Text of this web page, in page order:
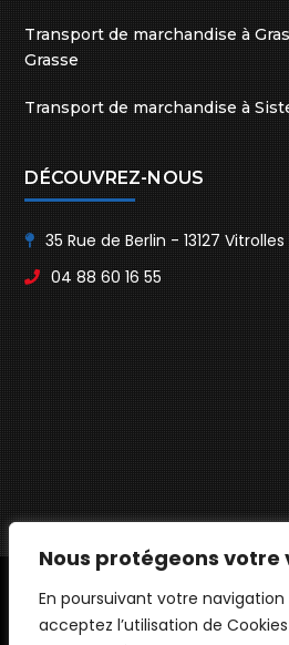
Nous protégeons votre
En poursuivant votre navigation
acceptez l’utilisation de
Transport de marchandise à
Grasse
Transport de marchandise à
Sisteron
DÉCOUVREZ-NOUS
35 Rue de Berlin - 13127 Vitrolles
04 88 60 16 55
© ANH SOLUTIONS - TOUS